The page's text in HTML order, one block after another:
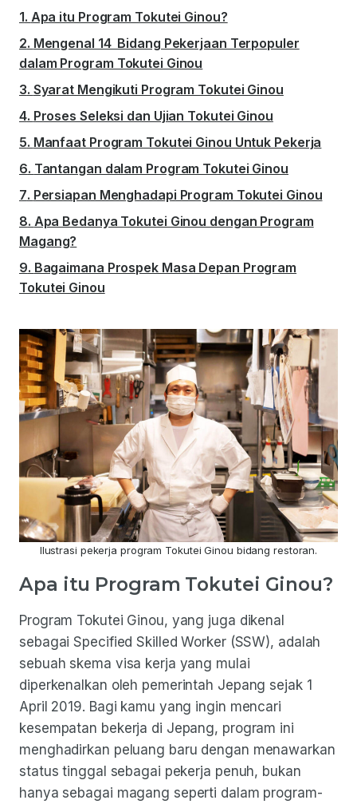
Apa itu Program Tokutei Ginou?
Mengenal 14 Bidang Pekerjaan Terpopuler
dalam Program Tokutei Ginou
Syarat Mengikuti Program Tokutei Ginou
Proses Seleksi dan Ujian Tokutei Ginou
Manfaat Program Tokutei Ginou Untuk Pekerja
Tantangan dalam Program Tokutei Ginou
Persiapan Menghadapi Program Tokutei Ginou
Apa Bedanya Tokutei Ginou dengan Program
Magang?
Bagaimana Prospek Masa Depan Program
Tokutei Ginou
Ilustrasi pekerja program Tokutei Ginou bidang restoran.
Apa itu Program Tokutei Ginou?
Program Tokutei Ginou, yang juga dikenal
sebagai Specified Skilled Worker (SSW), adalah
sebuah skema visa kerja yang mulai
diperkenalkan oleh pemerintah Jepang sejak 1
April 2019. Bagi kamu yang ingin mencari
kesempatan bekerja di Jepang, program ini
menghadirkan peluang baru dengan menawarkan
status tinggal sebagai pekerja penuh, bukan
hanya sebagai magang seperti dalam program-